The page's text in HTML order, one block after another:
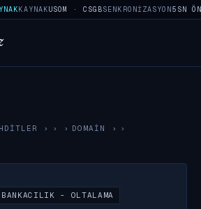
KAYNAKUSOM · CSGBSENKRONIZASYON5SN
› DOMAIN
›
BANKACILIK - OLTALAMA